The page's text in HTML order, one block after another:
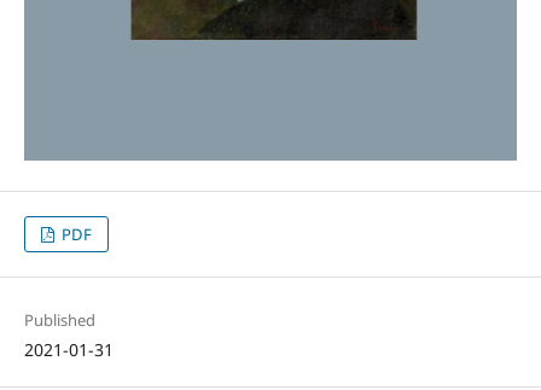
PDF
Published
2021-01-31